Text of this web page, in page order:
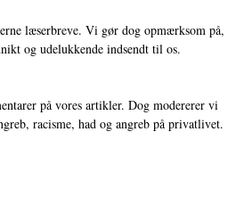
læserbreve. Vi gør dog opmærksom på,
og udelukkende indsendt til os.
på vores artikler. Dog modererer vi
racisme, had og angreb på privatlivet.